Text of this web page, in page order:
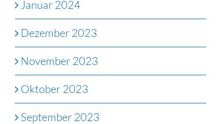
Januar 2024
Dezember 2023
November 2023
Oktober 2023
September 2023